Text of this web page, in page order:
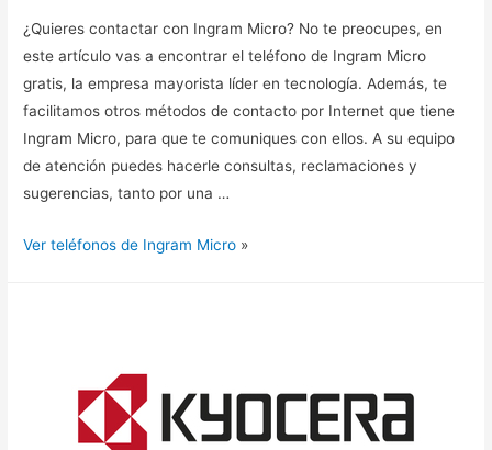
¿Quieres contactar con Ingram Micro? No te preocupes, en
este artículo vas a encontrar el teléfono de Ingram Micro
gratis, la empresa mayorista líder en tecnología. Además, te
facilitamos otros métodos de contacto por Internet que tiene
Ingram Micro, para que te comuniques con ellos. A su equipo
de atención puedes hacerle consultas, reclamaciones y
sugerencias, tanto por una …
Ver teléfonos de Ingram Micro »